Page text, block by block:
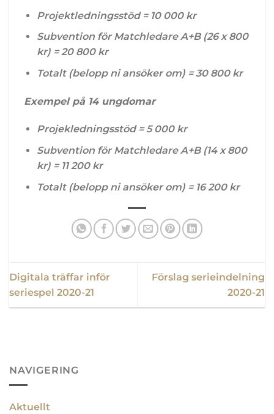
Projektledningsstöd = 10 000 kr
Subvention för Matchledare A+B (26 x 800
kr) = 20 800 kr
Totalt (belopp ni ansöker om) = 30 800 kr
Exempel på 14 ungdomar
Projekledningsstöd = 5 000 kr
Subvention för Matchledare A+B (14 x 800
kr) = 11 200 kr
Totalt (belopp ni ansöker om) = 16 200 kr
Digitala träffar inför
seriespel 2020-21
Förslag serieindelning
2020-21
NAVIGERING
Aktuellt